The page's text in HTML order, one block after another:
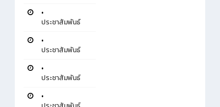
•
ประชาสัมพันธ์
•
ประชาสัมพันธ์
•
ประชาสัมพันธ์
•